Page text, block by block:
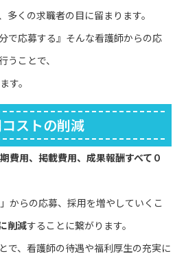
多くの求職者の目に留まります。
で応募する』そんな看護師からの応
ことで、
す。
ストの削減
費用、掲載費用、成果報酬すべて０
からの応募、採用を増やしていくこ
削減することに繋がります。
で、看護師の待遇や福利厚生の充実に